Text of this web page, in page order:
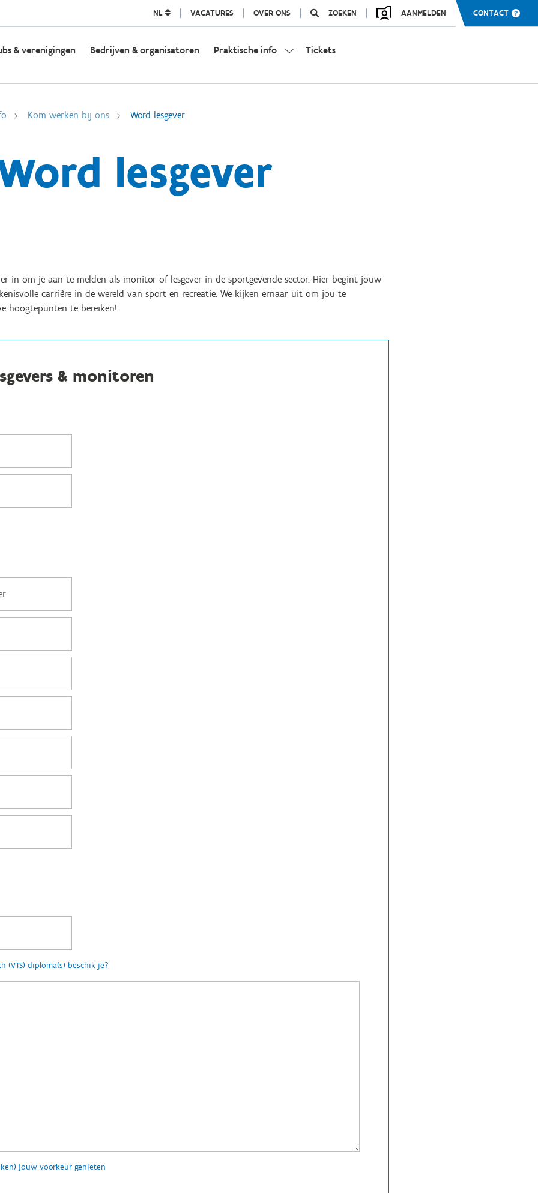
NL VACATURES OVER ONS ZOEKEN AANMELDEN CONTACT
& verenigingen Bedrijven & organisatoren Praktische info Tickets
Kom werken bij ons Word lesgever
lesgever
in om je aan te melden als monitor of lesgever in de sportgevende sector. Hier begint jouw
carrière in de wereld van sport en recreatie. We kijken ernaar uit om jou te
hoogtepunten te bereiken!
& monitoren
(VTS) diploma(s) beschik je?
jouw voorkeur genieten